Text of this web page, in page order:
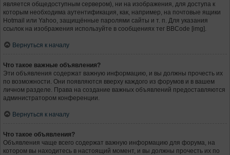
является общедоступным сервером), ни на изображения, для доступа к
которым необходима аутентификация, как, например, на почтовые ящики
Hotmail или Yahoo, защищённые паролями сайты и т. п. Для указания
ссылок на изображения используйте в сообщениях тег BBCode [img].
Вернуться к началу
Что такое важные объявления?
Эти объявления содержат важную информацию, и вы должны прочесть их
по возможности. Они появляются вверху каждого из форумов и в вашем
личном разделе. Права на создание важных объявлений предоставляются
администратором конференции.
Вернуться к началу
Что такое объявления?
Объявления чаще всего содержат важную информацию для форума, на
котором вы находитесь в настоящий момент, и вы должны прочесть их по